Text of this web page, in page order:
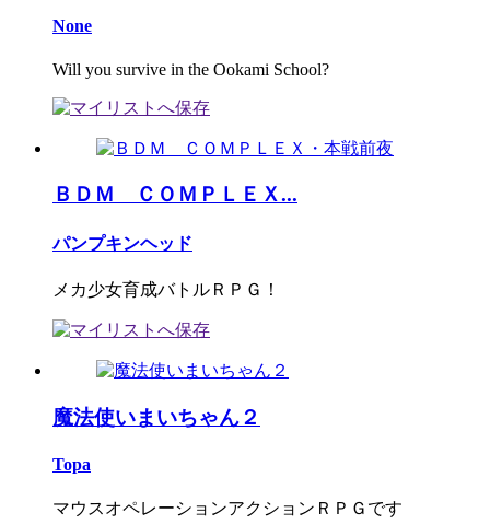
None
Will you survive in the Ookami School?
ＢＤＭ ＣＯＭＰＬＥＸ...
パンプキンヘッド
メカ少女育成バトルＲＰＧ！
魔法使いまいちゃん２
Topa
マウスオペレーションアクションＲＰＧです